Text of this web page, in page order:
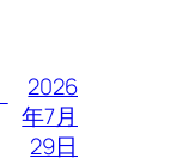
2026
年7月
29日